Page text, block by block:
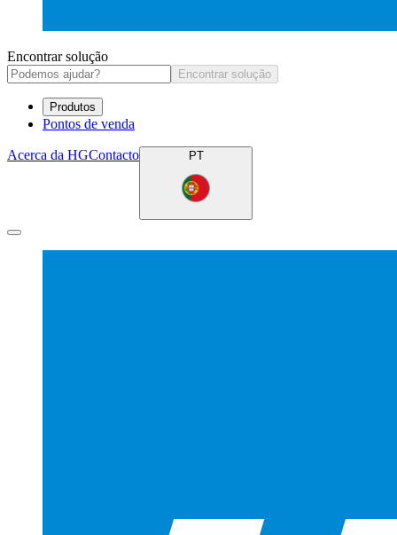
Encontrar solução
Encontrar solução
Produtos
Pontos de venda
Acerca da HGContacto PT